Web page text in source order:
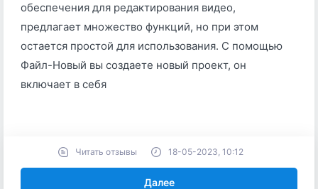
обеспечения для редактирования видео,
предлагает множество функций, но при этом
остается простой для использования. С помощью
Файл-Новый вы создаете новый проект, он
включает в себя
Далее
Читать отзывы 18-05-2023, 10:12